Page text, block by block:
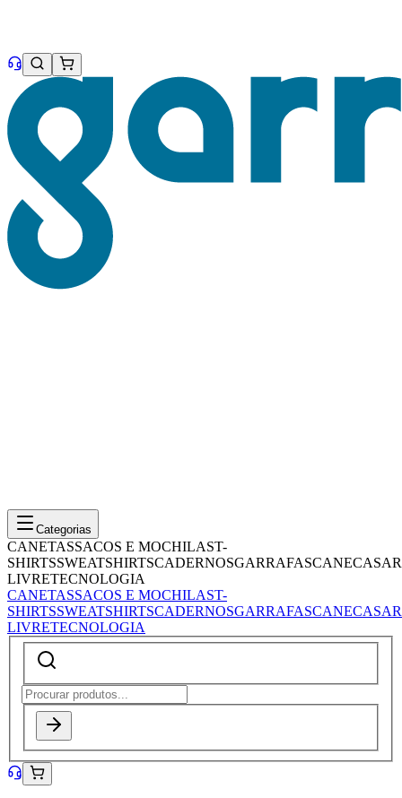
Categorias
CANETASSACOS E MOCHILAST-
SHIRTSSWEATSHIRTSCADERNOSGARRAFASCANECASAR
LIVRETECNOLOGIA
CANETASSACOS E MOCHILAST-
SHIRTSSWEATSHIRTSCADERNOSGARRAFASCANECASAR
LIVRETECNOLOGIA